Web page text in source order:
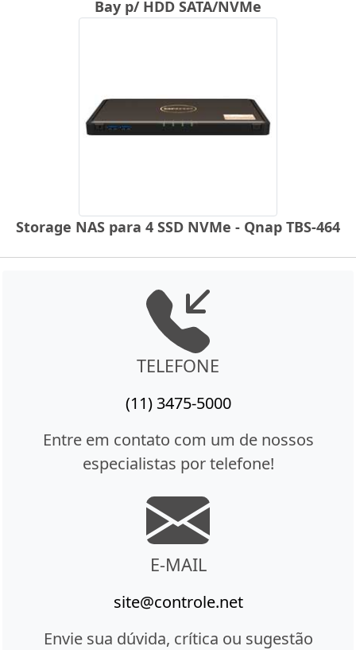
Bay p/ HDD SATA/NVMe
Storage NAS para 4 SSD NVMe - Qnap TBS-464
TELEFONE
(11) 3475-5000
Entre em contato com um de nossos
especialistas por telefone!
E-MAIL
site@controle.net
Envie sua dúvida, crítica ou sugestão